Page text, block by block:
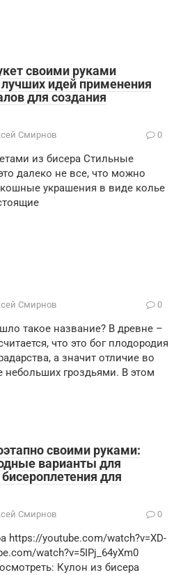
своими руками
идей применения
для создания
Смирнов 0
из бисера Стильные
далеко не все, что можно
украшения в виде колье
Смирнов 0
такое название? В древне –
что это бог плодородия
а значит отличие во
гроздьями. В этом
своими руками:
варианты для
для
Смирнов 0
https://youtube.com/watch?v=XD-
watch?v=5IPj_64yXm0
Кулон из бисера